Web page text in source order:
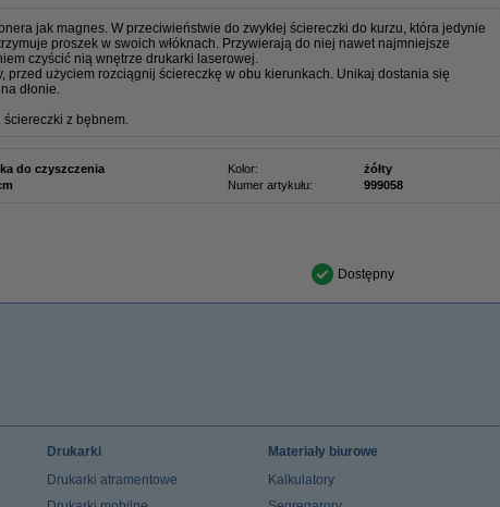
jak magnes. W przeciwieństwie do zwykłej ściereczki do kurzu, która jedynie
proszek w swoich włóknach. Przywierają do niej nawet najmniejsze
czyścić nią wnętrze drukarki laserowej.
przed użyciem rozciągnij ściereczkę w obu kierunkach. Unikaj dostania się
dłonie.
z bębnem.
do czyszczenia Kolor:
żółty
cm Numer artykułu: 999058
Dostępny
Drukarki
Drukarki atramentowe
Materiały biurowe
Kalkulatory